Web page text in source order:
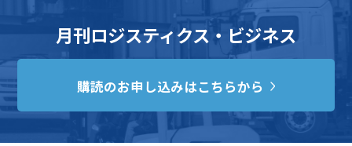
月刊ロジスティクス・ビジネス
購読のお申し込みはこちらから